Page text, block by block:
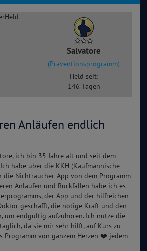
Salvatore
(Präventionsprogramm)
Held seit:
146 Tagen
Anläufen endlich
ich bin 35 Jahre alt und seit dem
habe über die KKH (Kaufmännische
die Nichtraucher-App von dem Programm
Anläufen und Rückfällen habe ich es
der App und der hilfreichen
geschafft, die nötige Kraft und den
um endgültig aufzuhören. Ich nutze die
da sie mir sehr hilft, auf Kurs zu
Programm von ganzem Herzen ❤️ jedem